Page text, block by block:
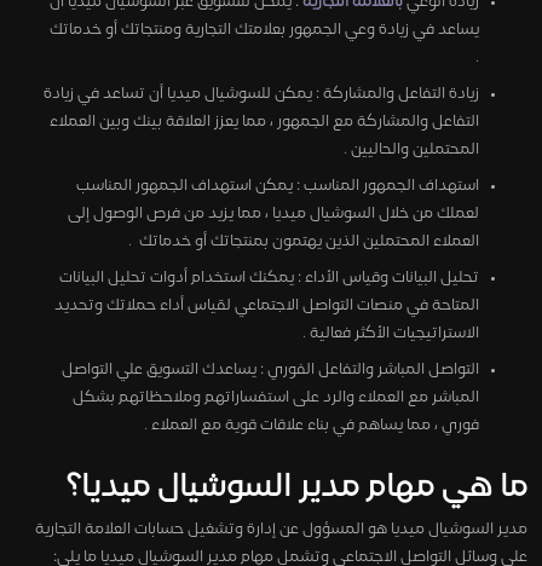
يساعد في زيادة وعي الجمهور بعلامتك التجارية ومنتجاتك أو خدماتك
.
زيادة التفاعل والمشاركة : يمكن للسوشيال ميديا أن تساعد في زيادة
التفاعل والمشاركة مع الجمهور ، مما يعزز العلاقة بينك وبين العملاء
المحتملين والحاليين .
استهداف الجمهور المناسب : يمكن استهداف الجمهور المناسب
لعملك من خلال السوشيال ميديا ، مما يزيد من فرص الوصول إلى
العملاء المحتملين الذين يهتمون بمنتجاتك أو خدماتك .
تحليل البيانات وقياس الأداء : يمكنك استخدام أدوات تحليل البيانات
المتاحة في منصات التواصل الاجتماعي لقياس أداء حملاتك وتحديد
الاستراتيجيات الأكثر فعالية .
التواصل المباشر والتفاعل الفوري : يساعدك التسويق علي التواصل
المباشر مع العملاء والرد على استفساراتهم وملاحظاتهم بشكل
فوري ، مما يساهم في بناء علاقات قوية مع العملاء .
ما هي مهام مدير السوشيال ميديا؟
مدير السوشيال ميديا هو المسؤول عن إدارة وتشغيل حسابات العلامة التجارية
على وسائل التواصل الاجتماعي وتشمل مهام مدير السوشيال ميديا ما يلي: